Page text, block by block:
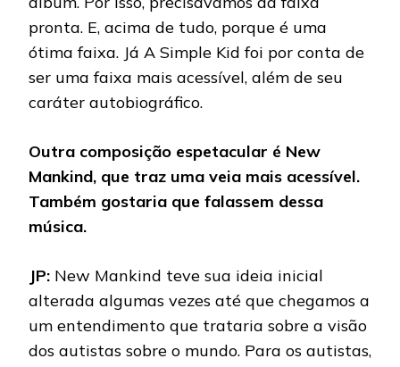
pronta. E, acima de tudo, porque é uma
ótima faixa. Já A Simple Kid foi por conta de
ser uma faixa mais acessível, além de seu
caráter autobiográfico.
Outra composição espetacular é New
Mankind, que traz uma veia mais acessível.
Também gostaria que falassem dessa
música.
JP: New Mankind teve sua ideia inicial
alterada algumas vezes até que chegamos a
um entendimento que trataria sobre a visão
dos autistas sobre o mundo. Para os autistas,